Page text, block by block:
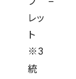
レッ
ト
※3
統